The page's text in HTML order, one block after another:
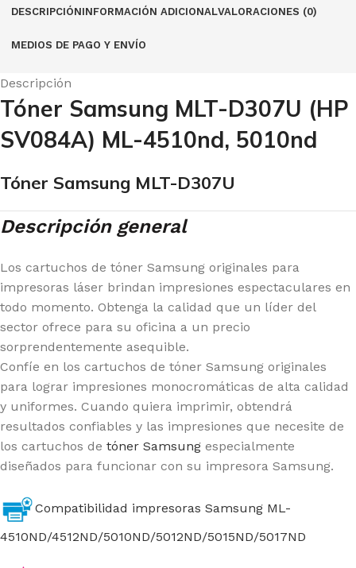
DESCRIPCIÓNINFORMACIÓN ADICIONALVALORACIONES (0)
MEDIOS DE PAGO Y ENVÍO
Descripción
Tóner Samsung MLT-D307U (HP
SV084A) ML-4510nd, 5010nd
Tóner Samsung MLT-D307U
Descripción general
Los cartuchos de tóner Samsung originales para
impresoras láser brindan impresiones espectaculares en
todo momento. Obtenga la calidad que un líder del
sector ofrece para su oficina a un precio
sorprendentemente asequible.
Confíe en los cartuchos de tóner Samsung originales
para lograr impresiones monocromáticas de alta calidad
y uniformes. Cuando quiera imprimir, obtendrá
resultados confiables y las impresiones que necesite de
los cartuchos de tóner Samsung especialmente
diseñados para funcionar con su impresora Samsung.
Compatibilidad impresoras Samsung ML-
4510ND/4512ND/5010ND/5012ND/5015ND/5017ND